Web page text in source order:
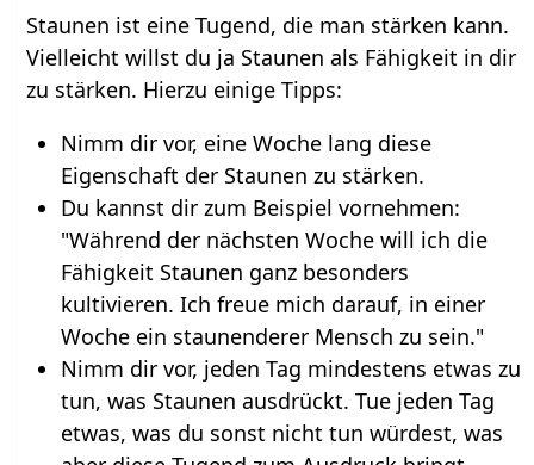
Staunen ist eine Tugend, die man stärken kann.
Vielleicht willst du ja Staunen als Fähigkeit in dir
zu stärken. Hierzu einige Tipps:
Nimm dir vor, eine Woche lang diese
Eigenschaft der Staunen zu stärken.
Du kannst dir zum Beispiel vornehmen:
"Während der nächsten Woche will ich die
Fähigkeit Staunen ganz besonders
kultivieren. Ich freue mich darauf, in einer
Woche ein staunenderer Mensch zu sein."
Nimm dir vor, jeden Tag mindestens etwas zu
tun, was Staunen ausdrückt. Tue jeden Tag
etwas, was du sonst nicht tun würdest, was